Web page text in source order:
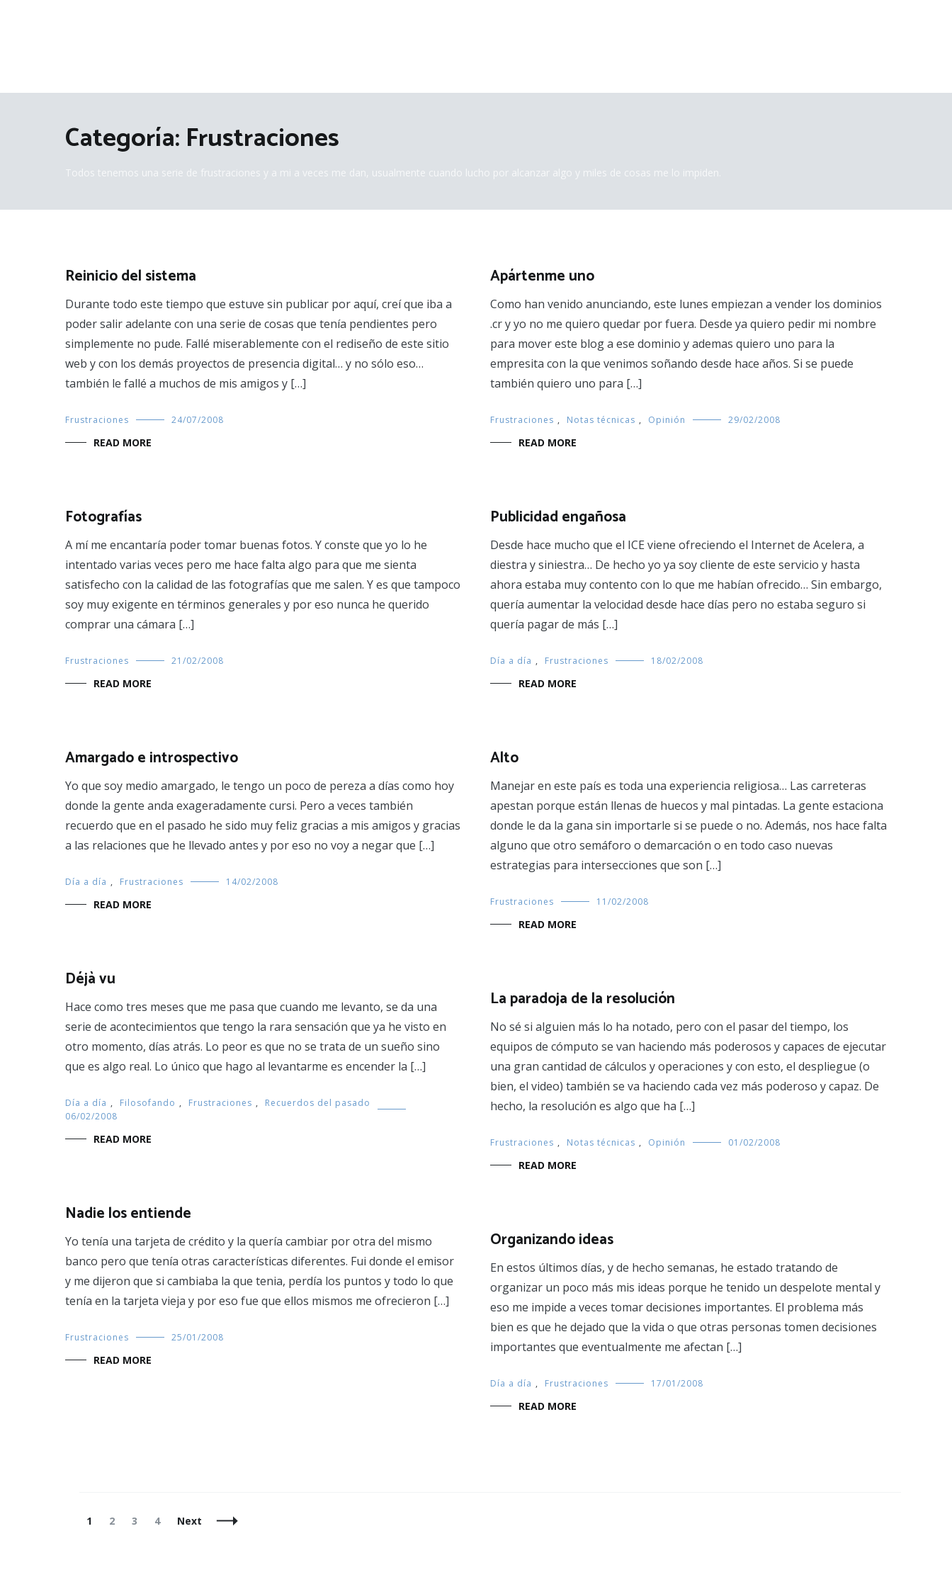
Categoría: Frustraciones
Todos tenemos una serie de frustraciones y a mi a veces me dan, usualmente cuando lucho por alcanzar algo y miles de cosas me lo impiden.
Reinicio del sistema
Durante todo este tiempo que estuve sin publicar por aquí, creí que iba a
poder salir adelante con una serie de cosas que tenía pendientes pero
simplemente no pude. Fallé miserablemente con el rediseño de este sitio
web y con los demás proyectos de presencia digital… y no sólo eso…
también le fallé a muchos de mis amigos y […]
Frustraciones 24/07/2008
READ MORE
Apártenme uno
Como han venido anunciando, este lunes empiezan a vender los dominios
.cr y yo no me quiero quedar por fuera. Desde ya quiero pedir mi nombre
para mover este blog a ese dominio y ademas quiero uno para la
empresita con la que venimos soñando desde hace años. Si se puede
también quiero uno para […]
Frustraciones , Notas técnicas , Opinión 29/02/2008
READ MORE
Fotografías
A mí me encantaría poder tomar buenas fotos. Y conste que yo lo he
intentado varias veces pero me hace falta algo para que me sienta
satisfecho con la calidad de las fotografías que me salen. Y es que tampoco
soy muy exigente en términos generales y por eso nunca he querido
comprar una cámara […]
Frustraciones 21/02/2008
READ MORE
Publicidad engañosa
Desde hace mucho que el ICE viene ofreciendo el Internet de Acelera, a
diestra y siniestra… De hecho yo ya soy cliente de este servicio y hasta
ahora estaba muy contento con lo que me habían ofrecido… Sin embargo,
quería aumentar la velocidad desde hace días pero no estaba seguro si
quería pagar de más […]
Día a día , Frustraciones 18/02/2008
READ MORE
Amargado e introspectivo
Yo que soy medio amargado, le tengo un poco de pereza a días como hoy
donde la gente anda exageradamente cursi. Pero a veces también
recuerdo que en el pasado he sido muy feliz gracias a mis amigos y gracias
a las relaciones que he llevado antes y por eso no voy a negar que […]
Día a día , Frustraciones 14/02/2008
READ MORE
Alto
Manejar en este país es toda una experiencia religiosa… Las carreteras
apestan porque están llenas de huecos y mal pintadas. La gente estaciona
donde le da la gana sin importarle si se puede o no. Además, nos hace falta
alguno que otro semáforo o demarcación o en todo caso nuevas
estrategias para intersecciones que son […]
Frustraciones 11/02/2008
READ MORE
Déjà vu
Hace como tres meses que me pasa que cuando me levanto, se da una
serie de acontecimientos que tengo la rara sensación que ya he visto en
otro momento, días atrás. Lo peor es que no se trata de un sueño sino
que es algo real. Lo único que hago al levantarme es encender la […]
Día a día , Filosofando , Frustraciones ,
Recuerdos del pasado
06/02/2008
READ MORE
La paradoja de la resolución
No sé si alguien más lo ha notado, pero con el pasar del tiempo, los
equipos de cómputo se van haciendo más poderosos y capaces de ejecutar
una gran cantidad de cálculos y operaciones y con esto, el despliegue (o
bien, el video) también se va haciendo cada vez más poderoso y capaz. De
hecho, la resolución es algo que ha […]
Frustraciones , Notas técnicas , Opinión 01/02/2008
READ MORE
Nadie los entiende
Yo tenía una tarjeta de crédito y la quería cambiar por otra del mismo
banco pero que tenía otras características diferentes. Fui donde el emisor
y me dijeron que si cambiaba la que tenia, perdía los puntos y todo lo que
tenía en la tarjeta vieja y por eso fue que ellos mismos me ofrecieron […]
Frustraciones 25/01/2008
READ MORE
Organizando ideas
En estos últimos días, y de hecho semanas, he estado tratando de
organizar un poco más mis ideas porque he tenido un despelote mental y
eso me impide a veces tomar decisiones importantes. El problema más
bien es que he dejado que la vida o que otras personas tomen decisiones
importantes que eventualmente me afectan […]
Día a día , Frustraciones 17/01/2008
READ MORE
Posts
Page
1 Page
2 Page
3 Page
4 Next